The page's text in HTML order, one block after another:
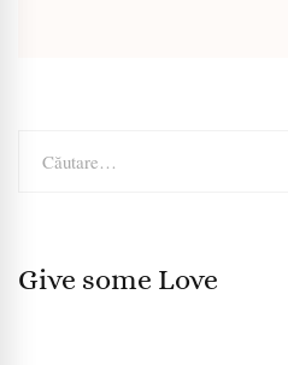
după:
Give some Love